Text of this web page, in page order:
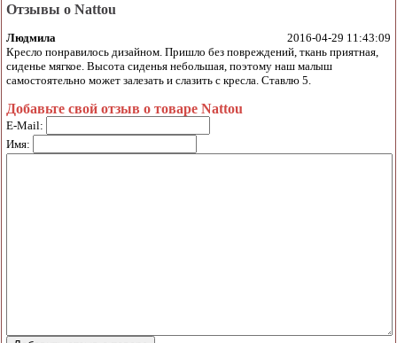
Отзывы о Nattou
Людмила
2016-04-29 11:43:09
Кресло понравилось дизайном. Пришло без повреждений, ткань приятная,
сиденье мягкое. Высота сиденья небольшая, поэтому наш малыш
самостоятельно может залезать и слазить с кресла. Ставлю 5.
Добавьте свой отзыв о товаре Nattou
E-Mail:
Имя: